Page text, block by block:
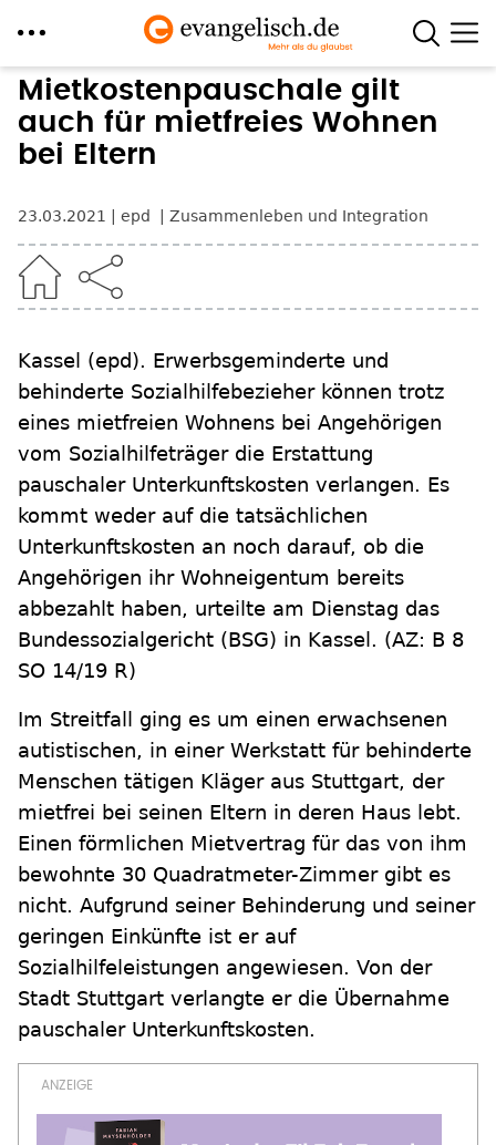
Direkt
zum
Inhalt
Mietkostenpauschale gilt
auch für mietfreies Wohnen
bei Eltern
23.03.2021 epd Zusammenleben und Integration
Kassel (epd). Erwerbsgeminderte und
behinderte Sozialhilfebezieher können trotz
eines mietfreien Wohnens bei Angehörigen
vom Sozialhilfeträger die Erstattung
pauschaler Unterkunftskosten verlangen. Es
kommt weder auf die tatsächlichen
Unterkunftskosten an noch darauf, ob die
Angehörigen ihr Wohneigentum bereits
abbezahlt haben, urteilte am Dienstag das
Bundessozialgericht (BSG) in Kassel. (AZ: B 8
SO 14/19 R)
Im Streitfall ging es um einen erwachsenen
autistischen, in einer Werkstatt für behinderte
Menschen tätigen Kläger aus Stuttgart, der
mietfrei bei seinen Eltern in deren Haus lebt.
Einen förmlichen Mietvertrag für das von ihm
bewohnte 30 Quadratmeter-Zimmer gibt es
nicht. Aufgrund seiner Behinderung und seiner
geringen Einkünfte ist er auf
Sozialhilfeleistungen angewiesen. Von der
Stadt Stuttgart verlangte er die Übernahme
pauschaler Unterkunftskosten.